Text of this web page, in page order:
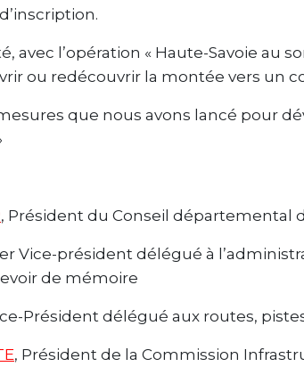
avec l’opération « Haute-Savoie au
ou redécouvrir la montée vers un
que nous avons lancé pour
, Président du Conseil départemental
Vice-président délégué à
de mémoire
Président délégué aux routes,
, Président de la Commission